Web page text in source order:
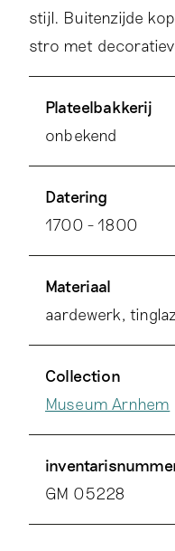
stijl. Buitenzijde
stro met
Plateelbakkerij
onbekend
Datering
1700 - 1800
Materiaal
aardewerk,
Collection
Museum Arnhem
GM 05228